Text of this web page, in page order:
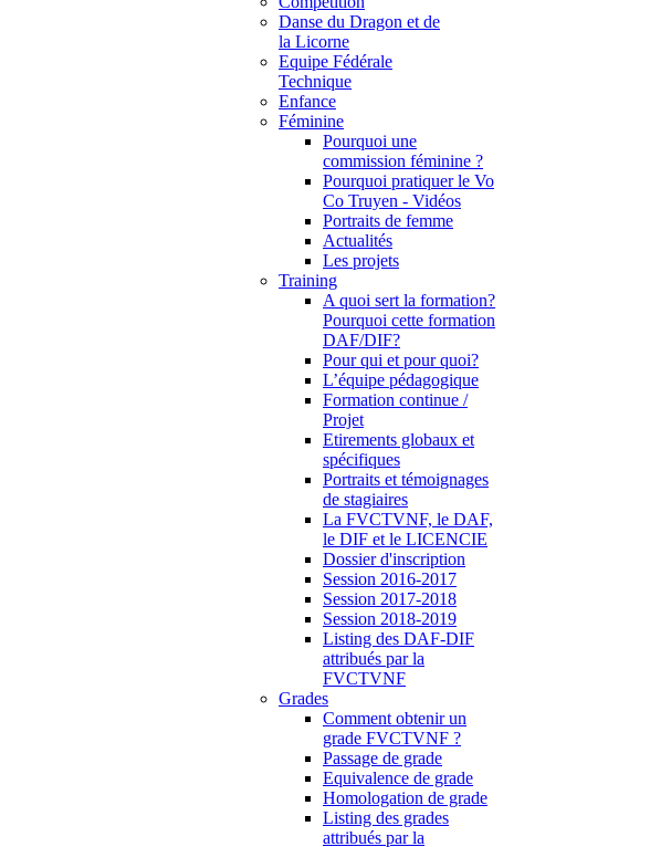
Danse du Dragon et de
la Licorne
Equipe Fédérale
Technique
Enfance
Féminine
Pourquoi une
commission féminine ?
Pourquoi pratiquer le Vo
Co Truyen - Vidéos
Portraits de femme
Actualités
Les projets
Training
A quoi sert la formation?
Pourquoi cette formation
DAF/DIF?
Pour qui et pour quoi?
L’équipe pédagogique
Formation continue /
Projet
Etirements globaux et
spécifiques
Portraits et témoignages
de stagiaires
La FVCTVNF, le DAF,
le DIF et le LICENCIE
Dossier d'inscription
Session 2016-2017
Session 2017-2018
Session 2018-2019
Listing des DAF-DIF
attribués par la
FVCTVNF
Grades
Comment obtenir un
grade FVCTVNF ?
Passage de grade
Equivalence de grade
Homologation de grade
Listing des grades
attribués par la